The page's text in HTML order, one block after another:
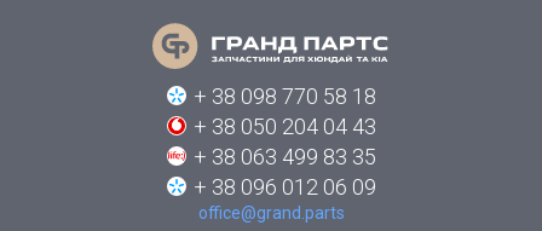
+ 38 098 770 58 18
+ 38 050 204 04 43
+ 38 063 499 83 35
+ 38 096 012 06 09
office@grand.parts